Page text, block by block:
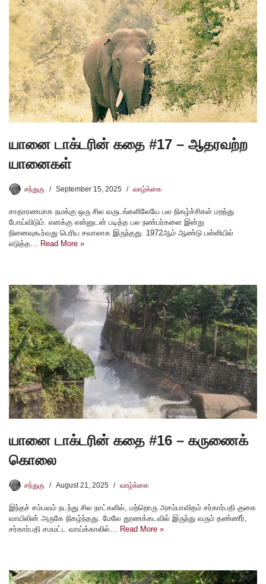
யானை டாக்டரின் கதை #17 – ஆதரவற்ற
யானைகள்
சந்துரு September 15, 2025 வாழ்க்கை
சாதாரணமாக நமக்கு ஒரு சில வருடங்களிலேயே பல நிகழ்ச்சிகள் மறந்து
போய்விடும். எனக்கு என்னுடன் படித்த பல நண்பர்களை இன்று
நினைவுகூர்வது பெரிய சவாலாக இருந்தது. 1972ஆம் ஆண்டு பள்ளியில்
எடுத்த… Read More »
யானை டாக்டரின் கதை #16 – கருணைக்
கொலை
சந்துரு August 21, 2025 வாழ்க்கை
இந்தச் சம்பவம் நடந்து சில நாட்களில், மற்றொரு அசம்பாவிதம் சர்கார்பதி குகை
வாயிலின் அருகே நிகழ்ந்தது. மேலே தூணக்கடவில் இருந்து வரும் தண்ணீர்,
சர்கார்பதி சமமட்ட வாய்க்காலில்…
Read More »